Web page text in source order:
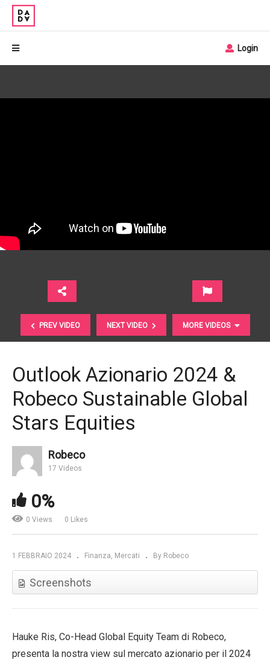
Login
PREV VIDEO NEXT VIDEO MORE VIDEOS
Outlook Azionario 2024 &
Robeco Sustainable Global
Stars Equities
Robeco
17 Videos
0%
0 Views 0 Likes
1 FEBBRAIO 2024 Finanza Mercati By Robeco
Screenshots
Hauke Ris, Co-Head Global Equity Team di Robeco,
presenta la nostra view sul mercato azionario per il 2024